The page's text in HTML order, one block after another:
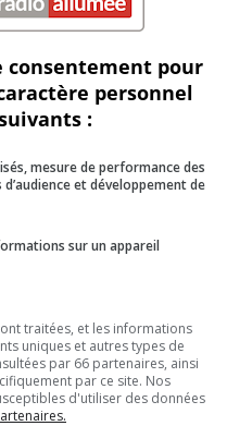
affichés directement
Assaad de Brossard.
de Longueuil devrait
pour la population.
consentement pour
personnel
:
mesure de performance des
et développement de
sur un appareil
traitées, et les informations
uniques et autres types de
par 66 partenaires, ainsi
par ce site. Nos
d'utiliser des données